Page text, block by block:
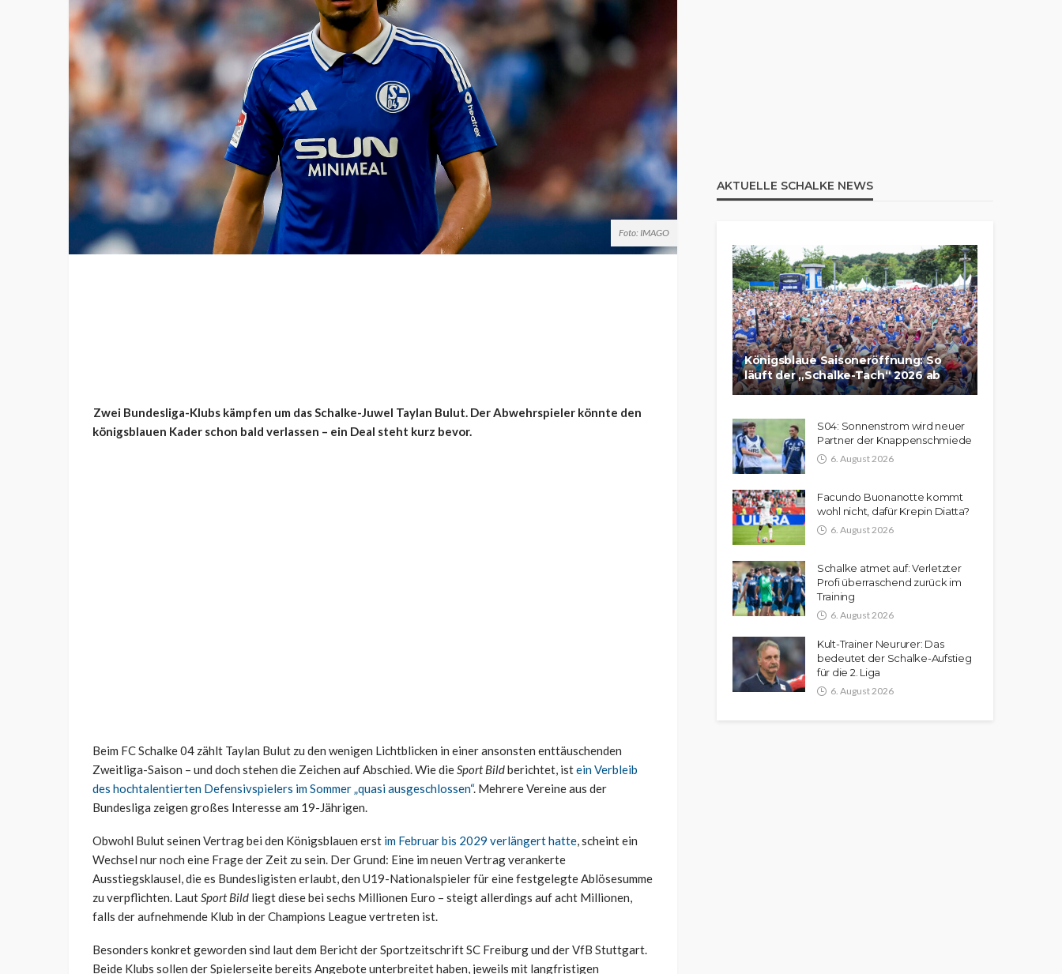
Foto: IMAGO
Zwei Bundesliga-Klubs kämpfen um das Schalke-Juwel Taylan Bulut. Der Abwehrspieler könnte den
königsblauen Kader schon bald verlassen – ein Deal steht kurz bevor.
Beim FC Schalke 04 zählt Taylan Bulut zu den wenigen Lichtblicken in einer ansonsten enttäuschenden
Zweitliga-Saison – und doch stehen die Zeichen auf Abschied. Wie dieSport Bildberichtet, istein Verbleib
des hochtalentierten Defensivspielers im Sommer „quasi ausgeschlossen“. Mehrere Vereine aus der
Bundesliga zeigen großes Interesse am 19-Jährigen.
Obwohl Bulut seinen Vertrag bei den Königsblauen erst im Februar bis 2029 verlängert hatte, scheint ein
Wechsel nur noch eine Frage der Zeit zu sein. Der Grund: Eine im neuen Vertrag verankerte
Ausstiegsklausel, die es Bundesligisten erlaubt, den U19-Nationalspieler für eine festgelegte Ablösesumme
zu verpflichten. LautSport Bild liegt diese bei sechs Millionen Euro – steigt allerdings auf acht Millionen,
falls der aufnehmende Klub in der Champions League vertreten ist.
Besonders konkret geworden sind laut dem Bericht der Sportzeitschrift SC Freiburg und der VfB Stuttgart.
Beide Klubs sollen der Spielerseite bereits Angebote unterbreitet haben, jeweils mit langfristigen
AKTUELLE SCHALKE NEWS
Königsblaue Saisoneröffnung: So
läuft der „Schalke-Tach“ 2026 ab
S04: Sonnenstrom wird neuer
Partner der Knappenschmiede
6. August 2026
Facundo Buonanotte kommt
wohl nicht, dafür Krepin Diatta?
6. August 2026
Schalke atmet auf: Verletzter
Profi überraschend zurück im
Training
6. August 2026
Kult-Trainer Neururer: Das
bedeutet der Schalke-Aufstieg
für die 2. Liga
6. August 2026